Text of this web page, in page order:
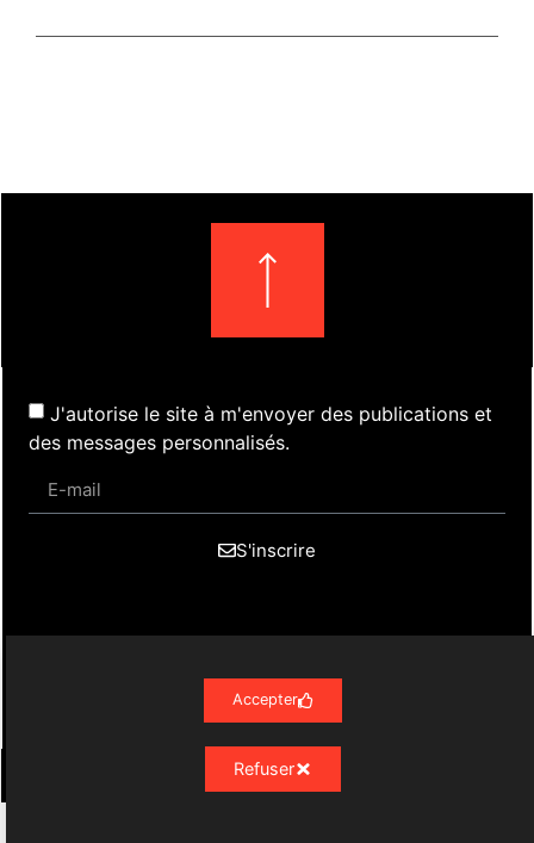
J'autorise le site à m'envoyer des publications et
des messages personnalisés.
S'inscrire
Contact
Mentions Légales
Accepter
Refuser